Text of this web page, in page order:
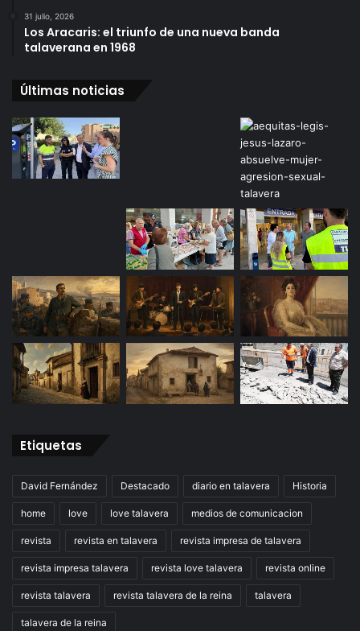
31 julio, 2026
Los Aracaris: el triunfo de una nueva banda
talaverana en 1968
Últimas noticias
Etiquetas
David Fernández Destacado diario en talavera Historia
home love love talavera medios de comunicacion
revista revista en talavera revista impresa de talavera
revista impresa talavera revista love talavera revista online
revista talavera revista talavera de la reina talavera
talavera de la reina